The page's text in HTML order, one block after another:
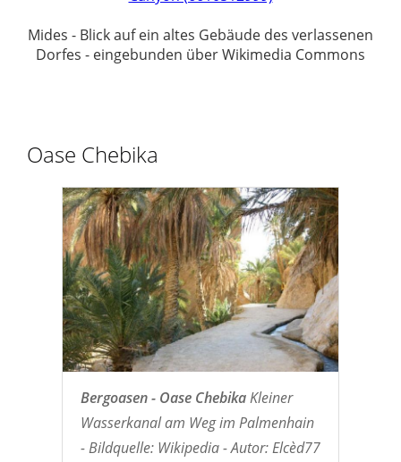
Mides - Blick auf ein altes Gebäude des verlassenen
Dorfes - eingebunden über Wikimedia Commons
Oase Chebika
Bergoasen - Oase ChebikaKleiner
Wasserkanal am Weg im Palmenhain
- Bildquelle: Wikipedia - Autor: Elcèd77